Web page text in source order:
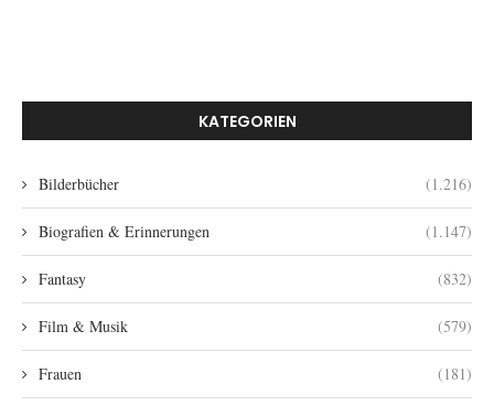
KATEGORIEN
Bilderbücher (1.216)
Biografien & Erinnerungen (1.147)
Fantasy (832)
Film & Musik (579)
Frauen (181)